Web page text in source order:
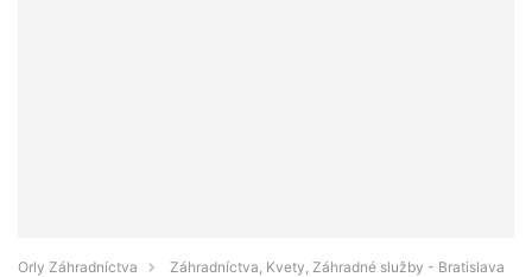
Orly Záhradníctva
Záhradníctva, Kvety, Záhradné služby - Bratislava